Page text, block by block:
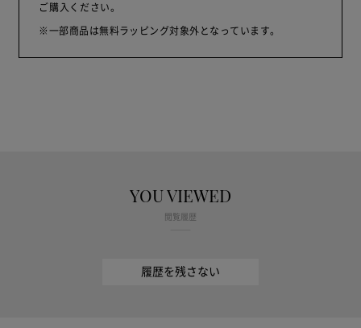
ご購入ください。
※一部商品は無料ラッピング対象外となっています。
YOU VIEWED
閲覧履歴
履歴を残さない